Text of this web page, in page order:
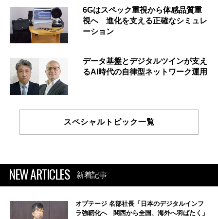
6Gはスペック重視から体感品質重
視へ 進化を支える正確なシミュレ
ーション
データ基盤とデジタルツインが支え
るAI時代の自律型ネットワーク運用
スペシャルトピック一覧
NEW ARTICLES 新着記事
オプテージ 名部社長「日本のデジタルインフ
ラ強靭化へ 関西から全国、海外へ羽ばたく」